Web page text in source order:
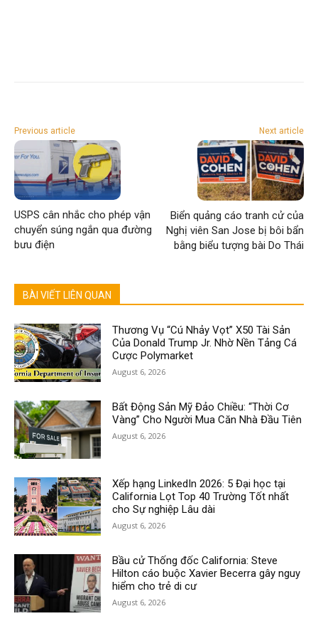
Previous article
USPS cân nhắc cho phép vận
chuyển súng ngắn qua đường
bưu điện
Next article
Biển quảng cáo tranh cử của
Nghị viên San Jose bị bôi bẩn
bằng biểu tượng bài Do Thái
BÀI VIẾT LIÊN QUAN
Thương Vụ “Cú Nhảy Vọt” X50 Tài Sản
Của Donald Trump Jr. Nhờ Nền Tảng Cá
Cược Polymarket
August 6, 2026
Bất Động Sản Mỹ Đảo Chiều: “Thời Cơ
Vàng” Cho Người Mua Căn Nhà Đầu Tiên
August 6, 2026
Xếp hạng LinkedIn 2026: 5 Đại học tại
California Lọt Top 40 Trường Tốt nhất
cho Sự nghiệp Lâu dài
August 6, 2026
Bầu cử Thống đốc California: Steve
Hilton cáo buộc Xavier Becerra gây nguy
hiểm cho trẻ di cư
August 6, 2026